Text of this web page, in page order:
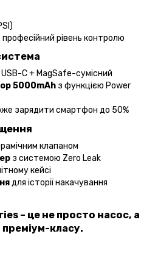
професійний рівень контролю
USB-C + MagSafe-сумісний
5000mAh з функцією Power
зарядити смартфон до 50%
клапаном
з системою Zero Leak
кейсі
для історії накачування
– це не просто насос, а
класу.